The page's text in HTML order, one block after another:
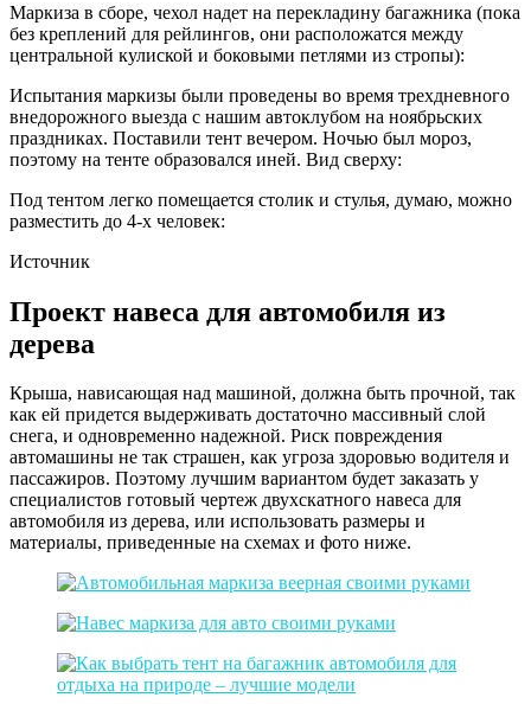
Маркиза в сборе, чехол надет на перекладину багажника (пока
без креплений для рейлингов, они расположатся между
центральной кулиской и боковыми петлями из стропы):
Испытания маркизы были проведены во время трехдневного
внедорожного выезда с нашим автоклубом на ноябрьских
праздниках. Поставили тент вечером. Ночью был мороз,
поэтому на тенте образовался иней. Вид сверху:
Под тентом легко помещается столик и стулья, думаю, можно
разместить до 4-х человек:
Источник
Проект навеса для автомобиля из
дерева
Крыша, нависающая над машиной, должна быть прочной, так
как ей придется выдерживать достаточно массивный слой
снега, и одновременно надежной. Риск повреждения
автомашины не так страшен, как угроза здоровью водителя и
пассажиров. Поэтому лучшим вариантом будет заказать у
специалистов готовый чертеж двухскатного навеса для
автомобиля из дерева, или использовать размеры и
материалы, приведенные на схемах и фото ниже.